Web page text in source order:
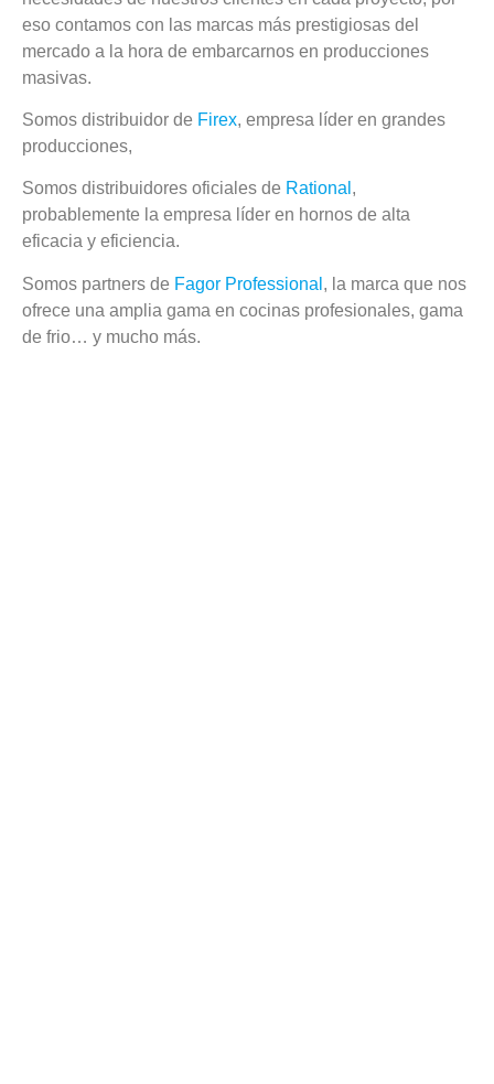
eso contamos con las marcas más prestigiosas del
mercado a la hora de embarcarnos en producciones
masivas.
Somos distribuidor de Firex, empresa líder en grandes
producciones,
Somos distribuidores oficiales de Rational ,
probablemente la empresa líder en hornos de alta
eficacia y eficiencia.
Somos partners de Fagor Professional , la marca que nos
ofrece una amplia gama en cocinas profesionales, gama
de frio… y mucho más.